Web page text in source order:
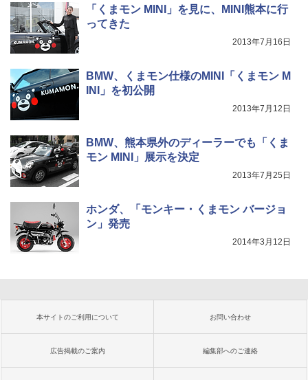
「くまモン MINI」を見に、MINI熊本に行
ってきた
2013年7月16日
BMW、くまモン仕様のMINI「くまモン M
INI」を初公開
2013年7月12日
BMW、熊本県外のディーラーでも「くま
モン MINI」展示を決定
2013年7月25日
ホンダ、「モンキー・くまモン バージョ
ン」発売
2014年3月12日
本サイトのご利用について お問い合わせ
広告掲載のご案内 編集部へのご連絡